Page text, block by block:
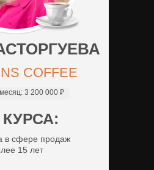
3 200 000 ₽
в сфере продаж
15 лет
COFFEE